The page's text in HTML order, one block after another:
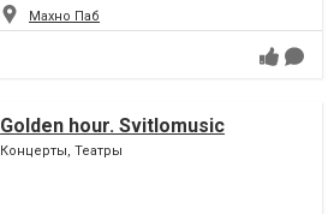
Махно Паб
Golden hour. Svitlomusic
Концерты, Театры